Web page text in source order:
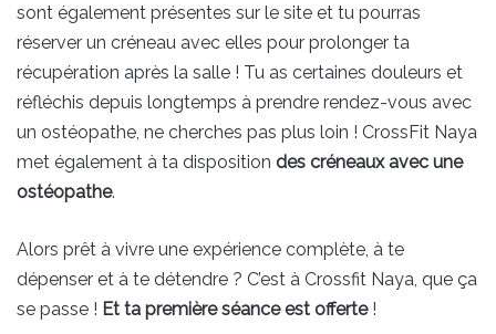
sont également présentes sur le site et tu pourras
réserver un créneau avec elles pour prolonger ta
récupération après la salle ! Tu as certaines douleurs et
réfléchis depuis longtemps à prendre rendez-vous avec
un ostéopathe, ne cherches pas plus loin ! CrossFit Naya
met également à ta disposition des créneaux avec une
ostéopathe.
Alors prêt à vivre une expérience complète, à te
dépenser et à te détendre ? C’est à Crossfit Naya, que ça
se passe ! Et ta première séance est offerte!